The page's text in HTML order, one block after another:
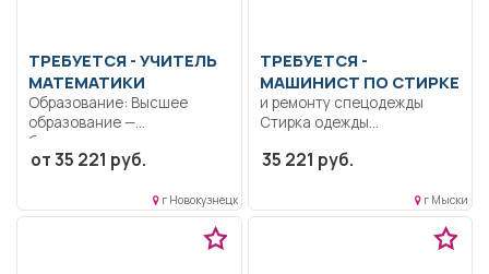
ТРЕБУЕТСЯ - УЧИТЕЛЬ
МАТЕМАТИКИ
Образование: Высшее
образование —
бакалавриат..
Формирование
от 35 221 руб.
г Новокузнецк
ТРЕБУЕТСЯ -
МАШИНИСТ ПО СТИРКЕ
и ремонту спецодежды
Стирка одежды
спецодежды, полотенец,
35 221 руб.
г Мыски